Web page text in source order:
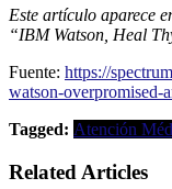
Este artículo aparece
“IBM Watson, Heal
Fuente: https://
watson-overpromised-
Tagged: Atención
Related Articles